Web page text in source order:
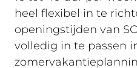
heel flexibel in te
openingstijden van
volledig in te passen